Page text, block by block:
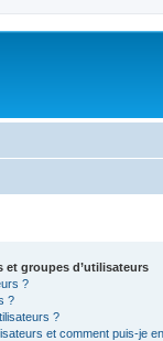
et groupes d’utilisateurs
?
?
?
et comment puis-je